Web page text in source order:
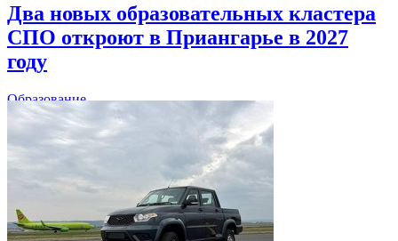
Два новых образовательных кластера
СПО откроют в Приангарье в 2027
году
Образование